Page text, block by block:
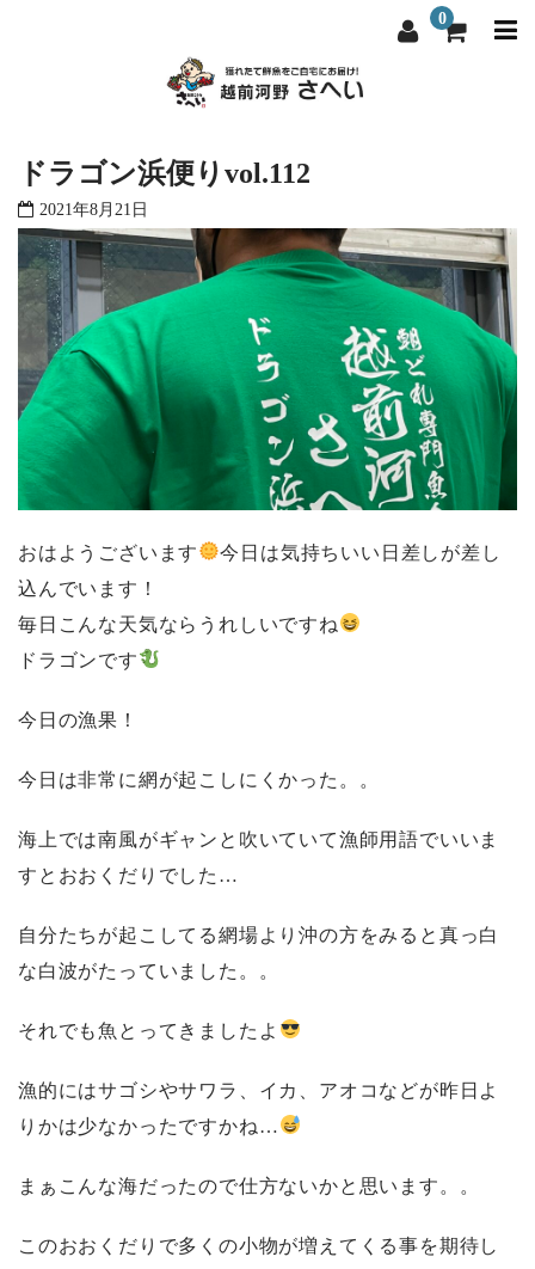
0
越前河野さへいについて
選ばれる理由
商品一覧
料理屋・飲食店向け
よくある質問
お問い合わせ
越前河野さへいについて
選ばれる理由
商品一覧
料理屋・飲食店向け
よくある質問
お問い合わせ
ドラゴン浜便りvol.112
2021年8月21日
おはようございます
今日は気持ちいい日差しが差し
込んでいます！
毎日こんな天気ならうれしいですね
ドラゴンです
今日の漁果！
今日は非常に網が起こしにくかった。。
海上では南風がギャンと吹いていて漁師用語でいいま
すとおおくだりでした…
自分たちが起こしてる網場より沖の方をみると真っ白
な白波がたっていました。。
それでも魚とってきましたよ
漁的にはサゴシやサワラ、イカ、アオコなどが昨日よ
りかは少なかったですかね…
まぁこんな海だったので仕方ないかと思います。。
このおおくだりで多くの小物が増えてくる事を期待し